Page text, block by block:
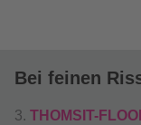
Bei feinen
3. THOMSIT-